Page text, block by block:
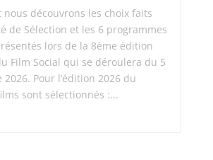
nous découvrons les choix faits
de Sélection et les 6 programmes
lors de la 8ème édition
Film Social qui se déroulera du 5
Pour l’édition 2026 du
sont sélectionnés :...